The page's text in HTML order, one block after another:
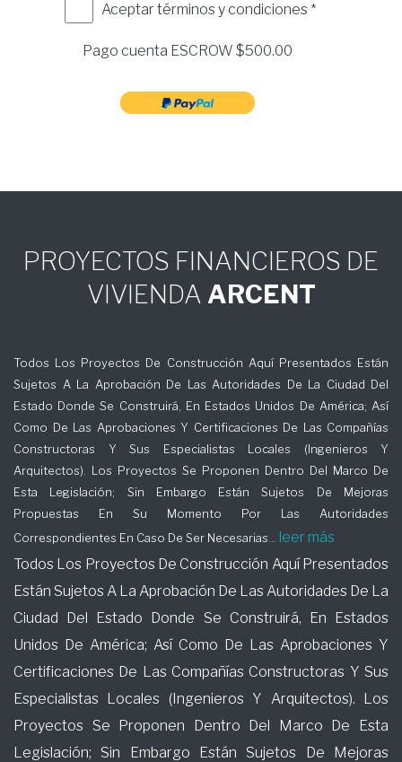
Aceptar términos y condiciones *
Pago cuenta ESCROW $500.00
PROYECTOS FINANCIEROS DE
VIVIENDA ARCENT
Todos Los Proyectos De Construcción Aquí Presentados Están
Sujetos A La Aprobación De Las Autoridades De La Ciudad Del
Estado Donde Se Construirá, En Estados Unidos De América; Así
Como De Las Aprobaciones Y Certificaciones De Las Compañías
Constructoras Y Sus Especialistas Locales (Ingenieros Y
Arquitectos). Los Proyectos Se Proponen Dentro Del Marco De
Esta Legislación; Sin Embargo Están Sujetos De Mejoras
Propuestas En Su Momento Por Las Autoridades
Correspondientes En Caso De Ser Necesarias...
leer más
Todos Los Proyectos De Construcción Aquí Presentados
Están Sujetos A La Aprobación De Las Autoridades De La
Ciudad Del Estado Donde Se Construirá, En Estados
Unidos De América; Así Como De Las Aprobaciones Y
Certificaciones De Las Compañías Constructoras Y Sus
Especialistas Locales (Ingenieros Y Arquitectos). Los
Proyectos Se Proponen Dentro Del Marco De Esta
Legislación; Sin Embargo Están Sujetos De Mejoras